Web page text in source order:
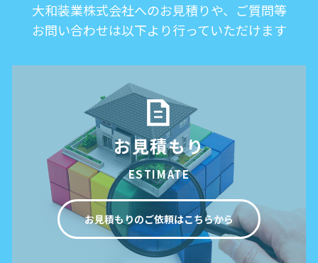
大和装業株式会社へのお見積りや、ご質問等
お問い合わせは以下より行っていただけます
お見積もり
ESTIMATE
お見積もりのご依頼はこちらから